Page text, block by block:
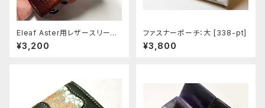
Eleaf Aster用レザースリーブ
[403-as]
¥3,200
ファスナーポーチ：大 [338-pt]
¥3,800